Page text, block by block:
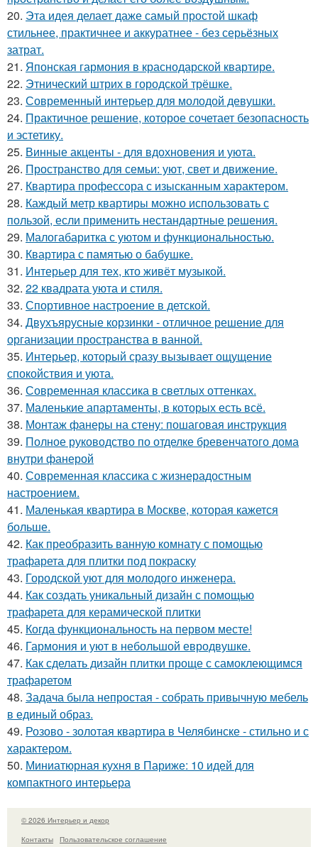
20. Эта идея делает даже самый простой шкаф
стильнее, практичнее и аккуратнее - без серьёзных
затрат.
21. Японская гармония в краснодарской квартире.
22. Этнический штрих в городской трёшке.
23. Современный интерьер для молодой девушки.
24. Практичное решение, которое сочетает безопасность
и эстетику.
25. Винные акценты - для вдохновения и уюта.
26. Пространство для семьи: уют, свет и движение.
27. Квартира профессора с изысканным характером.
28. Каждый метр квартиры можно использовать с
пользой, если применить нестандартные решения.
29. Малогабаритка с уютом и функциональностью.
30. Квартира с памятью о бабушке.
31. Интерьер для тех, кто живёт музыкой.
32. 22 квадрата уюта и стиля.
33. Спортивное настроение в детской.
34. Двухъярусные корзинки - отличное решение для
организации пространства в ванной.
35. Интерьер, который сразу вызывает ощущение
спокойствия и уюта.
36. Современная классика в светлых оттенках.
37. Маленькие апартаменты, в которых есть всё.
38. Монтаж фанеры на стену: пошаговая инструкция
39. Полное руководство по отделке бревенчатого дома
внутри фанерой
40. Современная классика с жизнерадостным
настроением.
41. Маленькая квартира в Москве, которая кажется
больше.
42. Как преобразить ванную комнату с помощью
трафарета для плитки под покраску
43. Городской уют для молодого инженера.
44. Как создать уникальный дизайн с помощью
трафарета для керамической плитки
45. Когда функциональность на первом месте!
46. Гармония и уют в небольшой евродвушке.
47. Как сделать дизайн плитки проще с самоклеющимся
трафаретом
48. Задача была непростая - собрать привычную мебель
в единый образ.
49. Розово - золотая квартира в Челябинске - стильно и с
характером.
50. Миниатюрная кухня в Париже: 10 идей для
компактного интерьера
© 2026 Интерьер и декор
Контакты
Пользовательское соглашение